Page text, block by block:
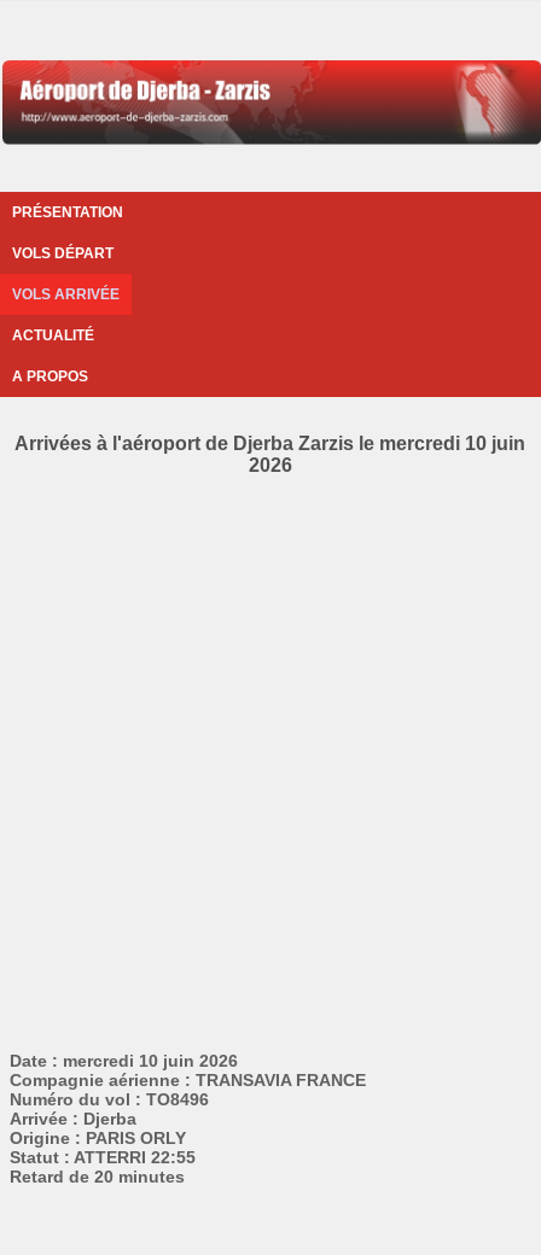
PRÉSENTATION
VOLS DÉPART
VOLS ARRIVÉE
ACTUALITÉ
A PROPOS
Arrivées à l'aéroport de Djerba Zarzis le mercredi 10 juin
2026
Date : mercredi 10 juin 2026
Compagnie aérienne : TRANSAVIA FRANCE
Numéro du vol : TO8496
Arrivée : Djerba
Origine : PARIS ORLY
Statut : ATTERRI 22:55
Retard de 20 minutes